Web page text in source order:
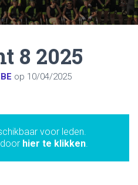
8 2025
op 10/04/2025
voor leden.
hier te klikken.